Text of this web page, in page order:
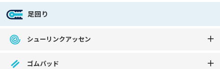
足回り
シューリンクアッセン
ゴムパッド